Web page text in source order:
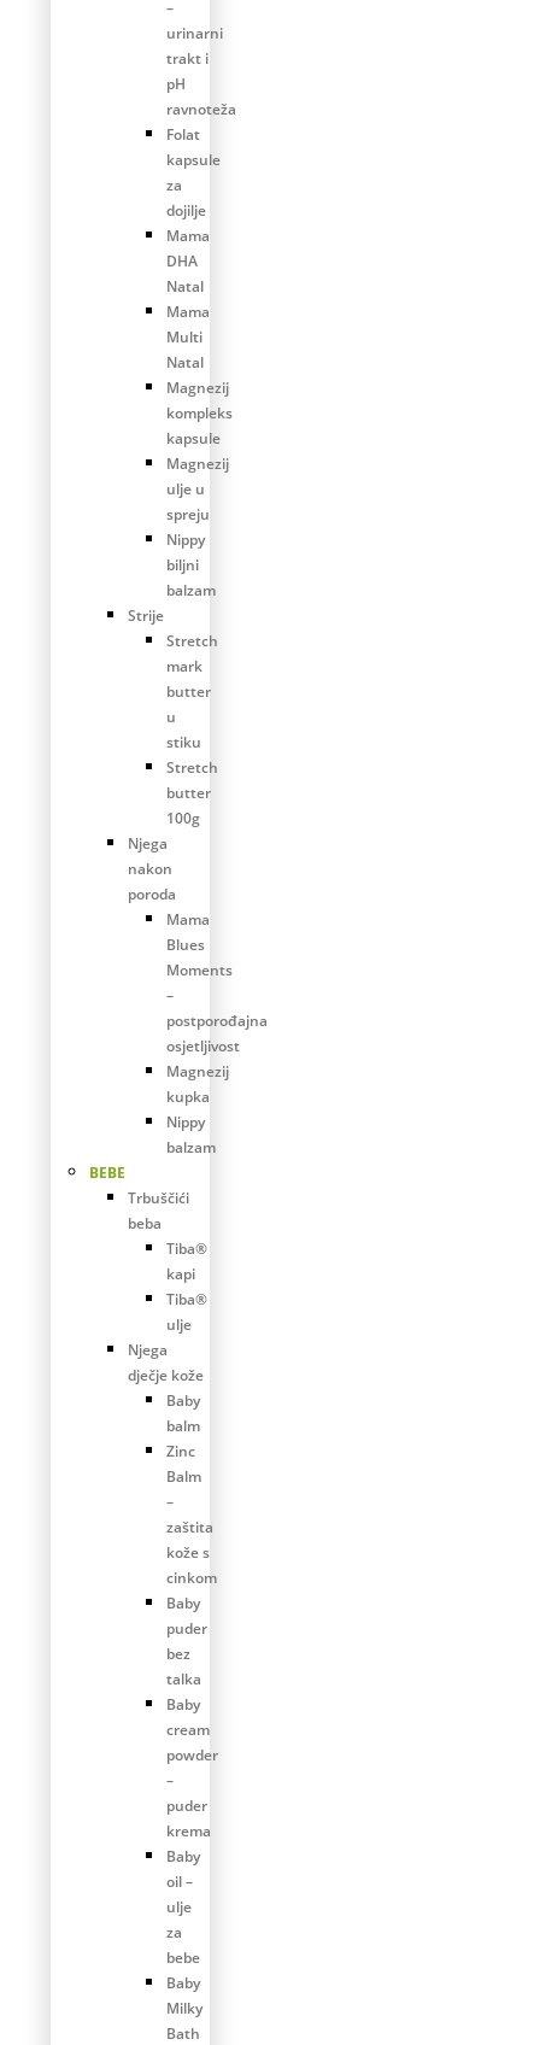
–
urinarni
trakt i
pH
ravnoteža
Folat
kapsule
za
dojilje
Mama
DHA
Natal
Mama
Multi
Natal
Magnezij
kompleks
kapsule
Magnezij
ulje u
spreju
Nippy
biljni
balzam
Strije
Stretch
mark
butter
u
stiku
Stretch
butter
100g
Njega
nakon
poroda
Mama
Blues
Moments
–
postporođajna
osjetljivost
Magnezij
kupka
Nippy
balzam
BEBE
Trbuščići
beba
Tiba®
kapi
Tiba®
ulje
Njega
dječje kože
Baby
balm
Zinc
Balm
–
zaštita
kože s
cinkom
Baby
puder
bez
talka
Baby
cream
powder
–
puder
krema
Baby
oil –
ulje
za
bebe
Baby
Milky
Bath